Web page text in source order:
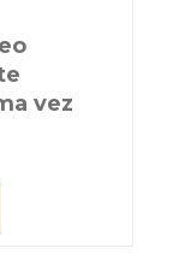
vez